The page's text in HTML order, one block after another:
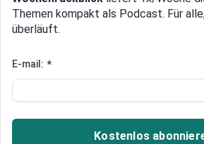
Edelmetalle DWN-Magazin
Kleine Versicherer in Not
Ende für den
Versicherungen
Kunden mehr
Themen kompakt als Podcast. Für
überläuft.
E-mail: *
Kostenlos